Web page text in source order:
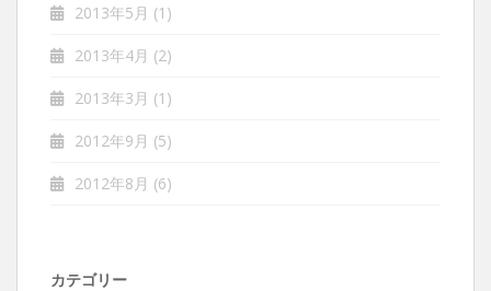
2013年5月 (1)
2013年4月 (2)
2013年3月 (1)
2012年9月 (5)
2012年8月 (6)
カテゴリー